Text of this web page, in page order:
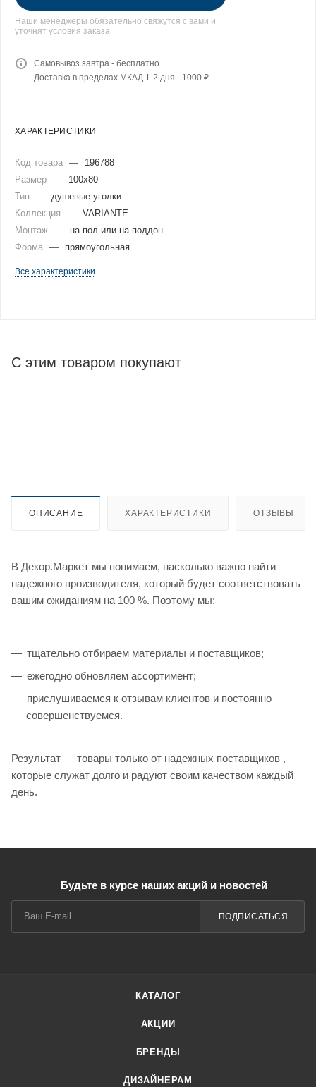
Наши менеджеры обязательно свяжутся с вами и
уточнят условия заказа
Самовывоз завтра - бесплатно
Доставка в пределах МКАД 1-2 дня - 1000 ₽
ХАРАКТЕРИСТИКИ
Код товара —
196788
Размер —
100x80
Тип
—
душевые уголки
Коллекция
— VARIANTE
Монтаж —
на пол или на поддон
Форма — прямоугольная
Все характеристики
С этим товаром покупают
ОПИСАНИЕ ХАРАКТЕРИСТИКИ ОТЗЫВЫ
В Декор.Маркет мы понимаем, насколько важно найти
надежного производителя, который будет соответствовать
вашим ожиданиям на 100 %. Поэтому мы:
тщательно отбираем материалы и поставщиков;
ежегодно обновляем ассортимент;
прислушиваемся к отзывам клиентов и постоянно
совершенствуемся.
Результат — товары только от надежных поставщиков ,
которые служат долго и радуют своим качеством каждый
день.
Будьте в курсе наших акций и новостей
ПОДПИСАТЬСЯ
КАТАЛОГ
АКЦИИ
БРЕНДЫ
ДИЗАЙНЕРАМ